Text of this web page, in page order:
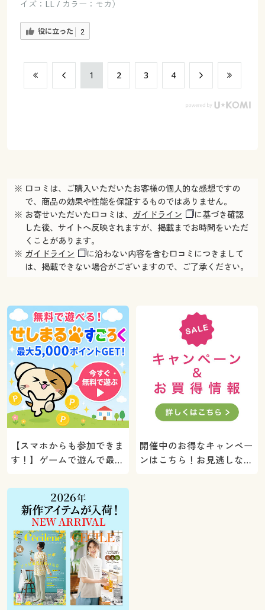
イズ：LL / カラー：モカ）
役に立った 2
​1 ​2 ​3 ​4
※ 口コミは、ご購入いただいたお客様の個人的な感想ですの
で、商品の効果や性能を保証するものではありません。
※ お寄せいただいた口コミは、 ガイドライン
に基づき確認
した後、サイトへ反映されますが、掲載までお時間をいただ
くことがあります。
※ ガイドライン
に沿わない内容を含む口コミにつきまして
は、掲載できない場合がございますので、ご了承ください。
【スマホからも参加できま
す！】ゲームで遊んで最大
ト！
開催中のお得なキャンペー
ンはこちら！お見逃しな